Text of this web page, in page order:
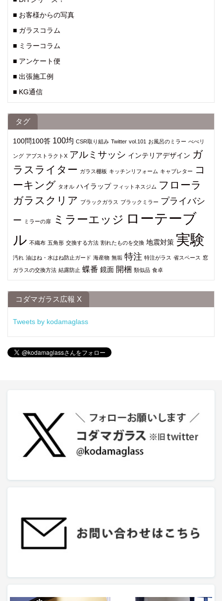
■ お客様からの写真
■ ガラスコラム
■ ミラーコラム
■ アンケート便
■ 出張施工例
■ KG通信
タグ
100問100答 100均 CSR取り組み Twitter vol.101 お風呂のミラー べべリ
ング アブストラクトX アルミサッシ インテリアデザイン ガ
ラスライター ガラス棚板 キッチンリフォーム キャブレター
コ
ーキング タオル ハイラップ フィットネスジム フローラ
ガラスクリア ブラックガラス ブラックミラー プライバシ
ー
ミラーの扉 ミラーエッジ ローテーブ
ル 不織布 五角形 交換する方法 割れたものを交換 地震対策 実験
汚れ 油はね・水はね防止ガード 海産物 無垢 特注 特注がラス 省スペース 窓
ガラスの交換方法 結露防止 蝶番 鏡面 開梱 類似品 食卓
コダマガラス広報 X
Tweets by kodamaglass